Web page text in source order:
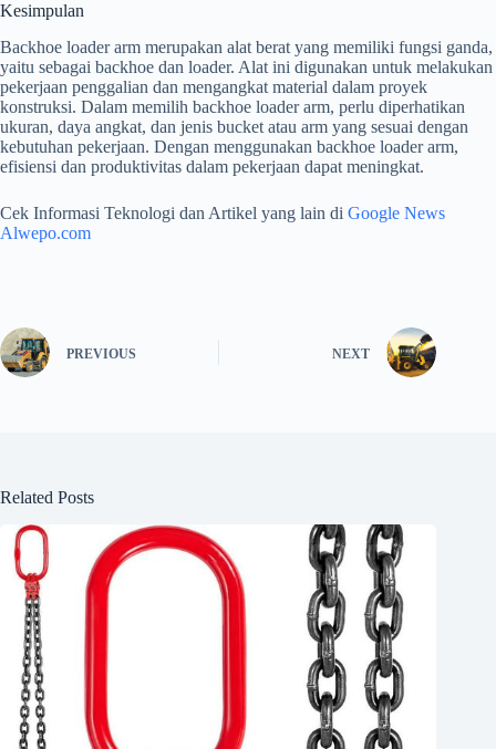
Kesimpulan
Backhoe loader arm merupakan alat berat yang memiliki fungsi ganda,
yaitu sebagai backhoe dan loader. Alat ini digunakan untuk melakukan
pekerjaan penggalian dan mengangkat material dalam proyek
konstruksi. Dalam memilih backhoe loader arm, perlu diperhatikan
ukuran, daya angkat, dan jenis bucket atau arm yang sesuai dengan
kebutuhan pekerjaan. Dengan menggunakan backhoe loader arm,
efisiensi dan produktivitas dalam pekerjaan dapat meningkat.
Cek Informasi Teknologi dan Artikel yang lain di Google News
Alwepo.com
PREVIOUS NEXT
Related Posts